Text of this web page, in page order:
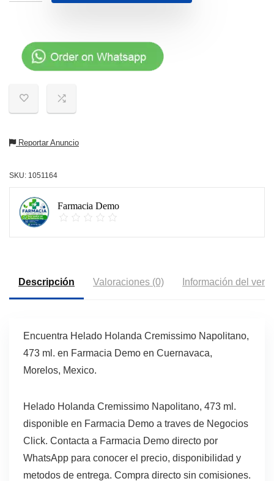
Reportar Anuncio
SKU: 1051164
Farmacia Demo
Descripción Valoraciones (0) Información del
Encuentra Helado Holanda Cremissimo Napolitano,
473 ml. en Farmacia Demo en Cuernavaca,
Morelos, Mexico.
Helado Holanda Cremissimo Napolitano, 473 ml.
disponible en Farmacia Demo a traves de Negocios
Click. Contacta a Farmacia Demo directo por
WhatsApp para conocer el precio, disponibilidad y
metodos de entrega. Compra directo sin comisiones.